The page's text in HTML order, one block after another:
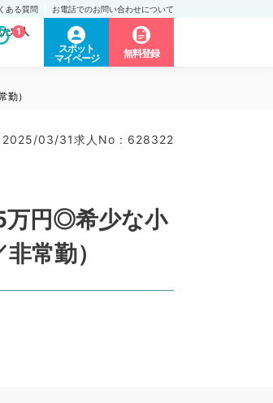
ある質問 お電話でのお問い合わせについて
求人
1
スポット
マイページ
無料登録
勤）
2025/03/31求人No : 628322
万円◎希少な小
常勤）